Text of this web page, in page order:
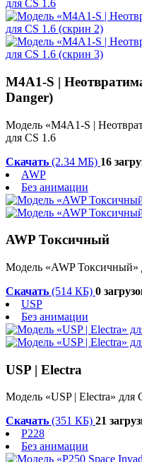
M4A1-S |
Danger)
Модель «M4A1-S |
для CS 1.6
Скачать (2.34 МБ) 16
AWP
Без анимации
AWP Токсичный
Модель «AWP Токсичный»
Скачать (514 КБ) 0
USP
Без анимации
USP | Electra
Модель «USP | Electra» для
Скачать (351 КБ) 21
P228
Без анимации